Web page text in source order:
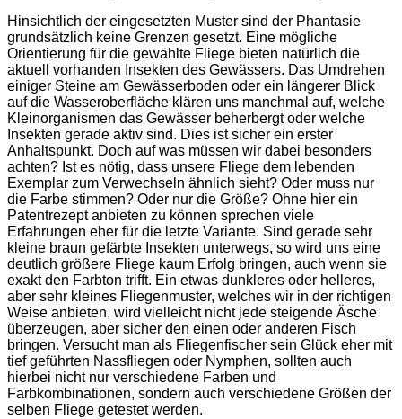
Hinsichtlich der eingesetzten Muster sind der Phantasie
grundsätzlich keine Grenzen gesetzt. Eine mögliche
Orientierung für die gewählte Fliege bieten natürlich die
aktuell vorhanden Insekten des Gewässers. Das Umdrehen
einiger Steine am Gewässerboden oder ein längerer Blick
auf die Wasseroberfläche klären uns manchmal auf, welche
Kleinorganismen das Gewässer beherbergt oder welche
Insekten gerade aktiv sind. Dies ist sicher ein erster
Anhaltspunkt. Doch auf was müssen wir dabei besonders
achten? Ist es nötig, dass unsere Fliege dem lebenden
Exemplar zum Verwechseln ähnlich sieht? Oder muss nur
die Farbe stimmen? Oder nur die Größe? Ohne hier ein
Patentrezept anbieten zu können sprechen viele
Erfahrungen eher für die letzte Variante. Sind gerade sehr
kleine braun gefärbte Insekten unterwegs, so wird uns eine
deutlich größere Fliege kaum Erfolg bringen, auch wenn sie
exakt den Farbton trifft. Ein etwas dunkleres oder helleres,
aber sehr kleines Fliegenmuster, welches wir in der richtigen
Weise anbieten, wird vielleicht nicht jede steigende Äsche
überzeugen, aber sicher den einen oder anderen Fisch
bringen. Versucht man als Fliegenfischer sein Glück eher mit
tief geführten Nassfliegen oder Nymphen, sollten auch
hierbei nicht nur verschiedene Farben und
Farbkombinationen, sondern auch verschiedene Größen der
selben Fliege getestet werden.